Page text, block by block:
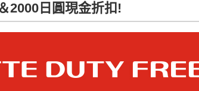
2000日圓現金折扣!